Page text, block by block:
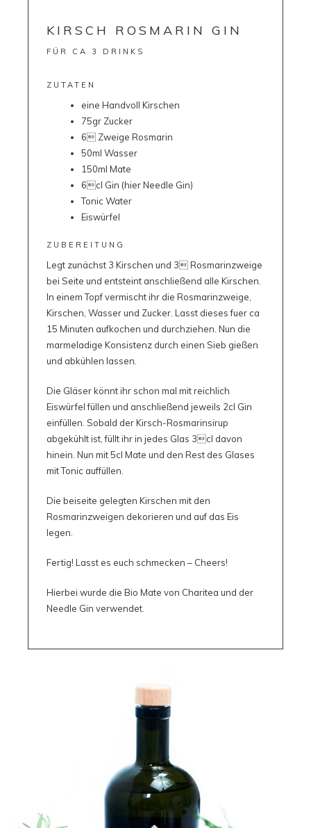
KIRSCH ROSMARIN GIN
FÜR CA 3 DRINKS
ZUTATEN
eine Handvoll Kirschen
75gr Zucker
6 Zweige Rosmarin
50ml Wasser
150ml Mate
6cl Gin (hier Needle Gin)
Tonic Water
Eiswürfel
ZUBEREITUNG
Legt zunächst 3 Kirschen und 3 Rosmarinzweige
bei Seite und entsteint anschließend alle Kirschen.
In einem Topf vermischt ihr die Rosmarinzweige,
Kirschen, Wasser und Zucker. Lasst dieses fuer ca
15 Minuten aufkochen und durchziehen. Nun die
marmeladige Konsistenz durch einen Sieb gießen
und abkühlen lassen.
Die Gläser könnt ihr schon mal mit reichlich
Eiswürfel füllen und anschließend jeweils 2cl Gin
einfüllen. Sobald der Kirsch-Rosmarinsirup
abgekühlt ist, füllt ihr in jedes Glas 3cl davon
hinein. Nun mit 5cl Mate und den Rest des Glases
mit Tonic auffüllen.
Die beiseite gelegten Kirschen mit den
Rosmarinzweigen dekorieren und auf das Eis
legen.
Fertig! Lasst es euch schmecken – Cheers!
Hierbei wurde die Bio Mate von Charitea und der
Needle Gin verwendet.